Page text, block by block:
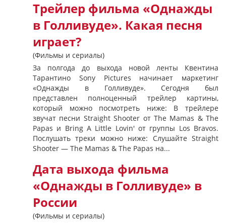
Трейлер фильма «Однажды
в Голливуде». Какая песня
играет?
(Фильмы и сериалы)
За полгода до выхода новой ленты Квентина
Тарантино Sony Pictures начинает маркетинг
«Однажды в Голливуде». Сегодня был
представлен полноценный трейлер картины,
который можно посмотреть ниже: В трейлере
звучат песни Straight Shooter от The Mamas & The
Papas​ и Bring A Little Lovin' от группы Los Bravos.
Послушать треки можно ниже: Слушайте Straight
Shooter — The Mamas & The Papas на...
Дата выхода фильма
«Однажды в Голливуде» в
России
(Фильмы и сериалы)